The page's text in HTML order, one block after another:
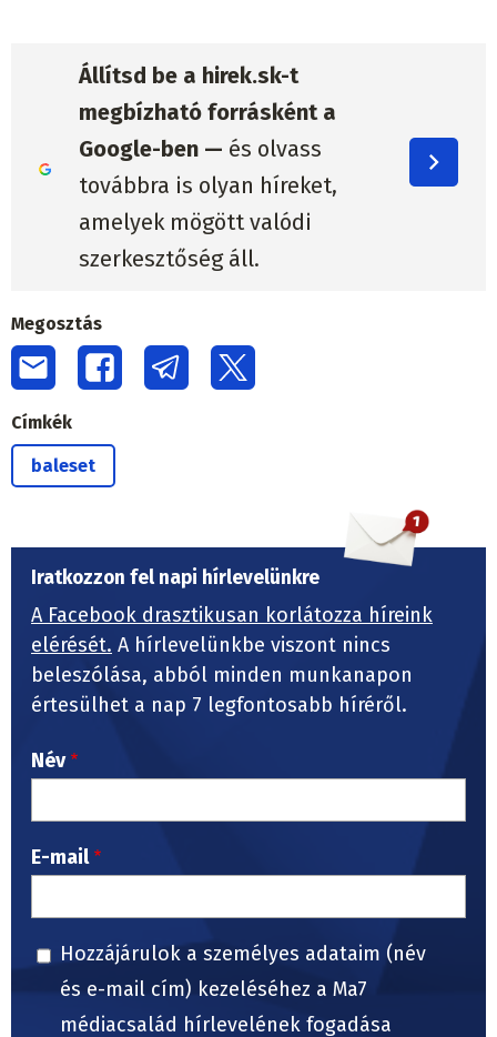
Állítsd be a hirek.sk-t
megbízható forrásként a
Google-ben — és olvass
továbbra is olyan híreket,
amelyek mögött valódi
szerkesztőség áll.
Megosztás
Címkék
baleset
Iratkozzon fel napi hírlevelünkre
A Facebook drasztikusan korlátozza híreink
elérését. A hírlevelünkbe viszont nincs
beleszólása, abból minden munkanapon
értesülhet a nap 7 legfontosabb híréről.
Név
E-mail
Hozzájárulok a személyes adataim (név
és e-mail cím) kezeléséhez a Ma7
médiacsalád hírlevelének fogadása